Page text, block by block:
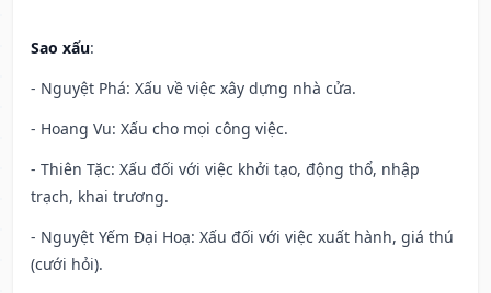
Sao xấu:
- Nguyệt Phá: Xấu về việc xây dựng nhà cửa.
- Hoang Vu: Xấu cho mọi công việc.
- Thiên Tặc: Xấu đối với việc khởi tạo, động thổ, nhập
trạch, khai trương.
- Nguyệt Yếm Đại Hoạ: Xấu đối với việc xuất hành, giá thú
(cưới hỏi).